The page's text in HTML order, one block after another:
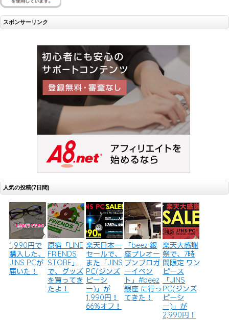
スポンサーリンク
人気の投稿(7日間)
1,990円で
購入した、
JINS PCが
届いた！
原宿「LINE
FRIENDS
STORE」
で、グッズ
を買ってき
たよ！
楽天日本一
セールで、
また「JINS
PC(ジンズ
ピーシ
ー)」が
1,990円！
66%オフ！
「beez 銀
座プレオー
プンブロガ
ーイベン
ト」#beez
銀座 に行っ
てきた！
楽天大感謝
祭で、7時
間限定 ワン
ピース
「JINS
PC(ジンズ
ピーシ
ー)」が
2,990円！